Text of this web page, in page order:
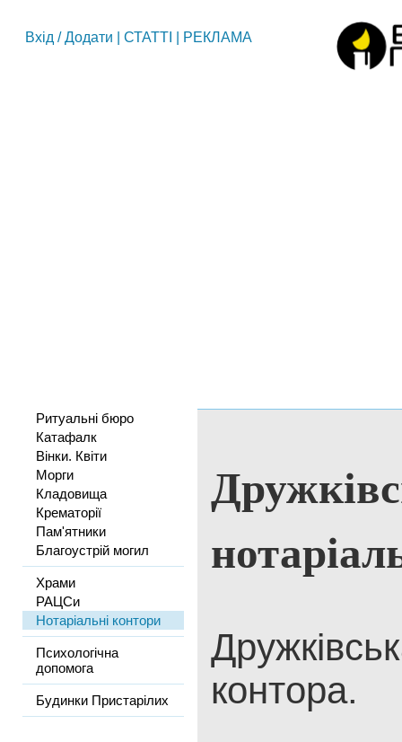
Вхід /Додати СТАТТІ РЕКЛАМА
Ритуальні бюро
Катафалк
Вінки. Квіти
Морги
Кладовища
Крематорії
Пам'ятники
Благоустрій могил
Храми
РАЦСи
Нотаріальні контори
Психологічна
допомога
Будинки Пристарілих
контора.